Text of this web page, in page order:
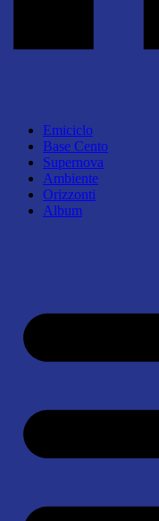
Emiciclo
Base Cento
Supernova
Ambiente
Orizzonti
Album